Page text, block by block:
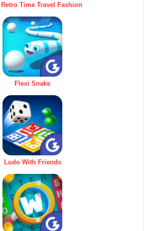
Retro Time Travel Fashion
Flexi Snake
Ludo With Friends